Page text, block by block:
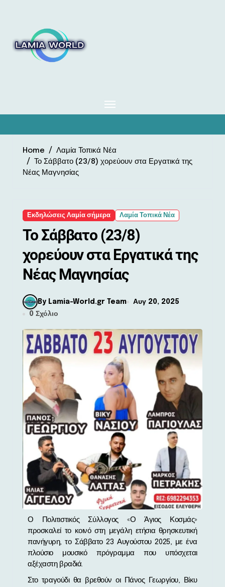
Home
Λαμία Τοπικά Νέα
Το Σάββατο (23/8) χορεύουν στα Εργατικά της
Νέας Μαγνησίας
Εκδηλώσεις Λαμία σήμερα Λαμία Τοπικά Νέα
Το Σάββατο (23/8)
χορεύουν στα Εργατικά της
Νέας Μαγνησίας
By Lamia-World.gr Team
Αυγ 20, 2025
0 Σχόλιο
Ο Πολιτιστικός Σύλλογος «Ο Άγιος Κοσμάς»
προσκαλεί το κοινό στη μεγάλη ετήσια θρησκευτική
πανήγυρη, το Σάββατο 23 Αυγούστου 2025, με ένα
πλούσιο μουσικό πρόγραμμα που υπόσχεται
αξέχαστη βραδιά.
Στο τραγούδι θα βρεθούν οι Πάνος Γεωργίου, Βίκυ